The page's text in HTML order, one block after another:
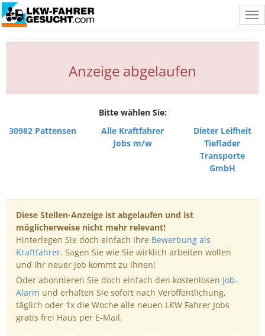
Anzeige abgelaufen
Bitte wählen Sie:
30982 Pattensen
Alle Kraftfahrer
Jobs m/w
Dieter Leifheit
Tieflader
Transporte
GmbH
Diese Stellen-Anzeige ist abgelaufen und ist
möglicherweise nicht mehr relevant!
Hinterlegen Sie doch einfach Ihre Bewerbung als
Kraftfahrer. Sagen Sie wie Sie wirklich arbeiten wollen
und Ihr neuer Job kommt zu Ihnen!
Oder abonnieren Sie doch einfach den kostenlosen Job-
Alarm und erhalten Sie sofort nach Veröffentlichung,
täglich oder 1x die Woche alle neuen LKW Fahrer Jobs
gratis frei Haus per E-Mail.